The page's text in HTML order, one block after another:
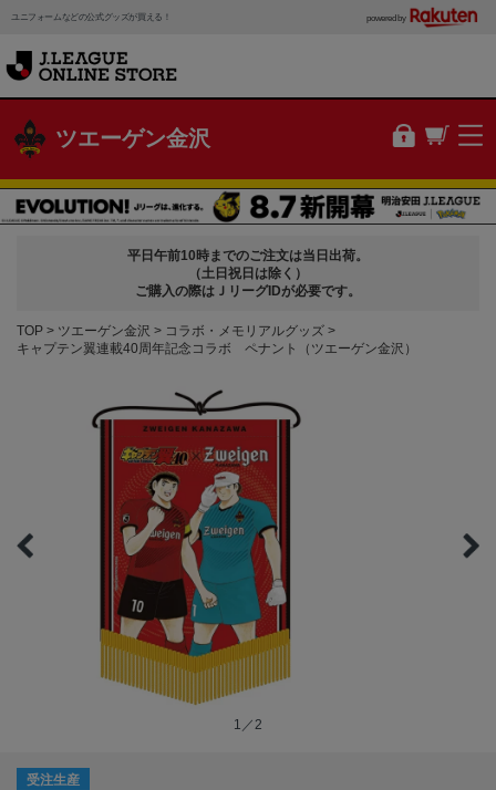
ユニフォームなどの公式グッズが買える！ powered by
ツエーゲン金沢
平日午前10時までのご注文は当日出荷。
（土日祝日は除く）
ご購入の際はＪリーグIDが必要です。
TOP ツエーゲン金沢
コラボ・メモリアルグッズ
キャプテン翼連載40周年記念コラボ ペナント（ツエーゲン金沢）
1／2
受注生産